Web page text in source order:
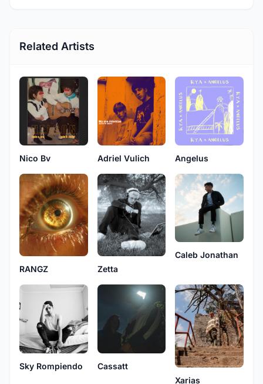
Related Artists
Nico Bv Adriel Vulich Angelus
RANGZ Zetta
Caleb Jonathan
Sky Rompiendo
Cassatt
Xarias